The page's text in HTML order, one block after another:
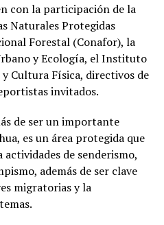
con la participación de la
Naturales Protegidas
Forestal (Conafor), la
y Ecología, el Instituto
Cultura Física, directivos de
invitados.
de ser un importante
es un área protegida que
de senderismo,
además de ser clave
migratorias y la